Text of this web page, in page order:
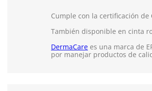
Cumple con la certificación de
También disponible en cinta
DermaCare es una marca de
por manejar productos de